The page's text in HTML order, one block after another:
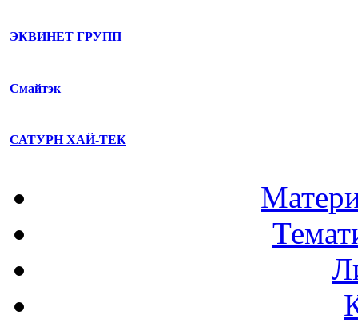
ЭКВИНЕТ ГРУПП
Смайтэк
САТУРН ХАЙ-ТЕК